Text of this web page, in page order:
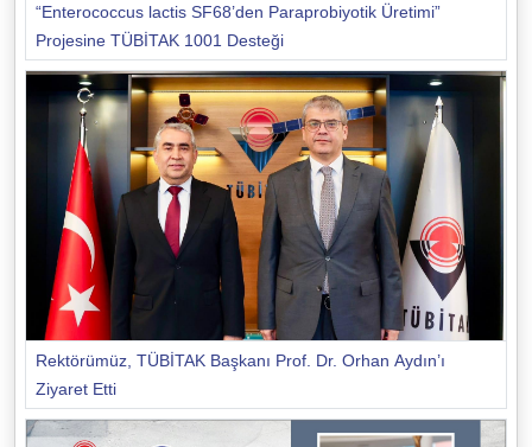
“Enterococcus lactis SF68’den Paraprobiyotik Üretimi”
Projesine TÜBİTAK 1001 Desteği
Rektörümüz, TÜBİTAK Başkanı Prof. Dr. Orhan Aydın’ı
Ziyaret Etti